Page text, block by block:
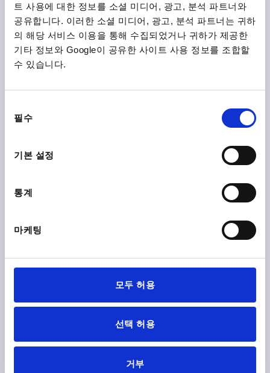
트 사용에 대한 정보를 소셜 미디어, 광고, 분석 파트너와
공유합니다. 이러한 소셜 미디어, 광고, 분석 파트너는 귀하
의 해당 서비스 이용을 통해 수집되었거나 귀하가 제공한
기타 정보와 Google이 공유한 사이트 사용 정보를 조합할
수 있습니다.
필수
기본 설정
통계
마케팅
모두 허용
선택 허용
거부
THREAD TYPE=EXTERNAL THREAD
THREAD=M6
THREAD LENGTH=18
HANDLE LENGTH=40
SIZE=1
HANDLE LENGTH=47
B=7 D=10 D1=13
D2=14
H=30,5
H1=10 H2=20,5 HANDLE HEIGHT=37
H4=40
NO. OF TEETH =16
₩48,060
plus sales tax
DETAILS